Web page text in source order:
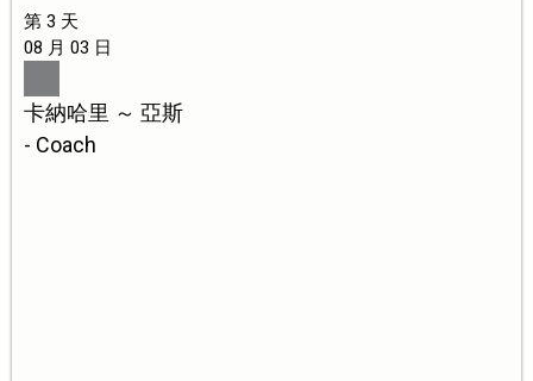
第 3 天
08 月 03 日
卡納哈里 ～ 亞斯
- Coach